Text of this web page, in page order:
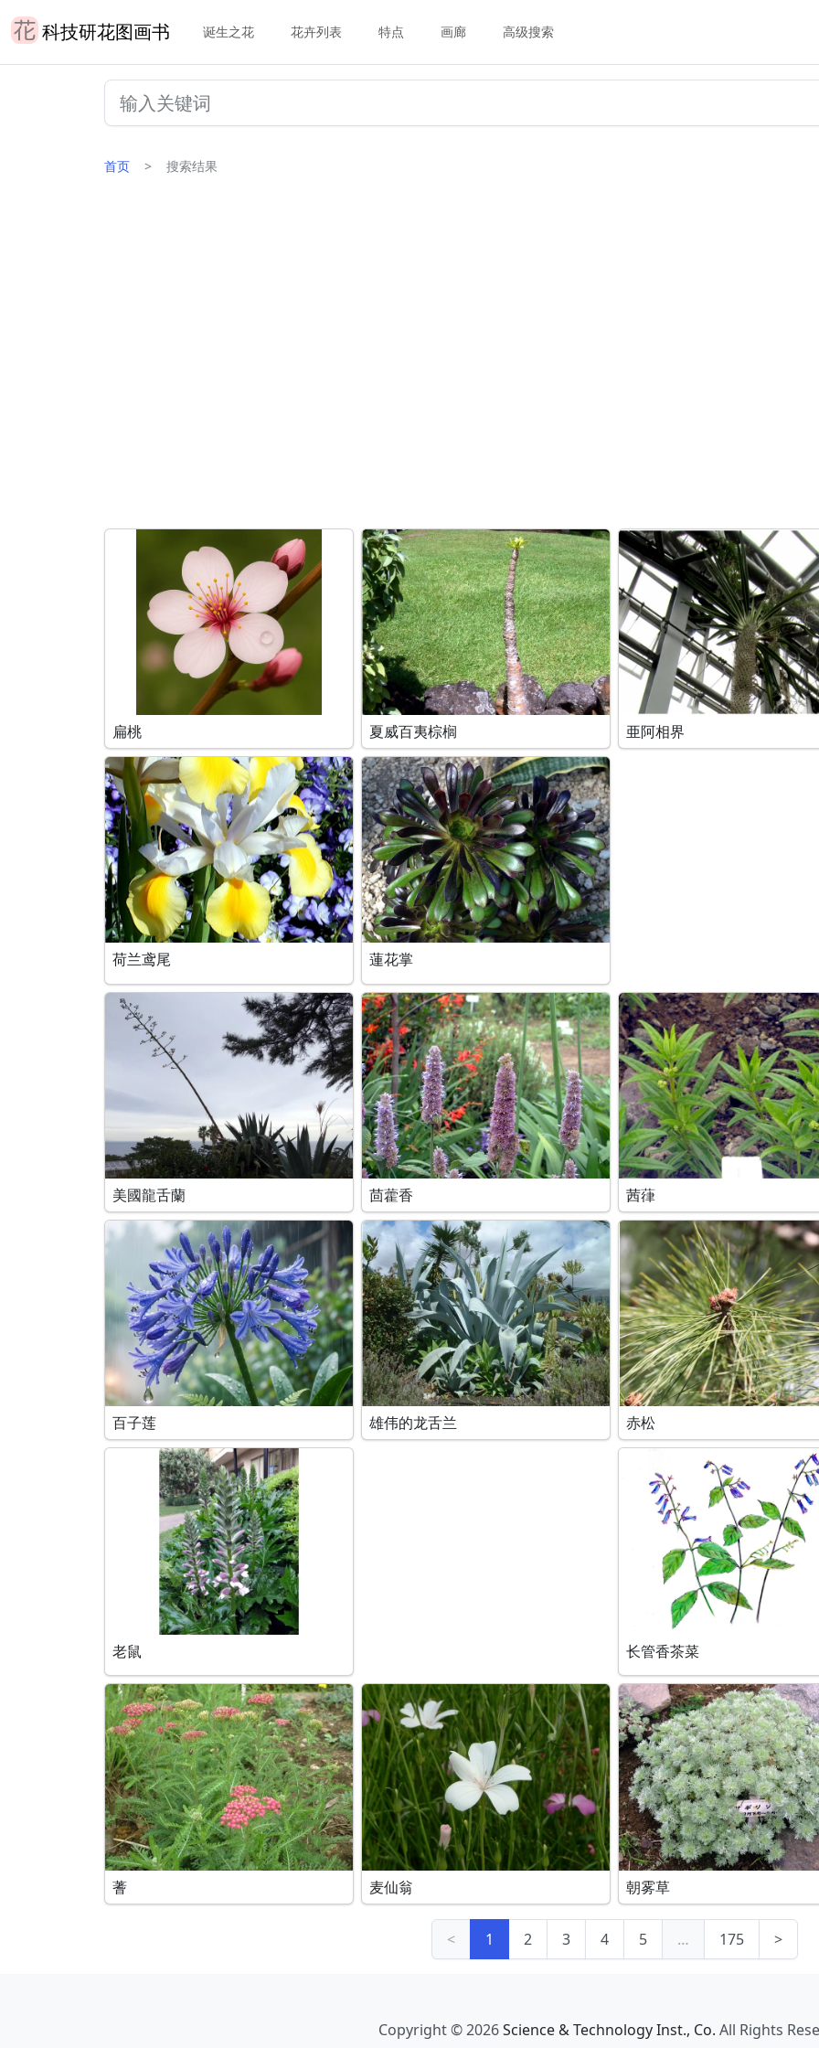
科技研花图画书 诞生之花 花卉列表 特点 画廊 高级搜索
首页 搜索结果
扁桃 夏威百夷棕榈 亜阿相界
荷兰鸢尾 蓮花掌
美國龍舌蘭 茴藿香 茜葎
百子莲 雄伟的龙舌兰 赤松
老鼠 长管香茶菜
蓍 麦仙翁 朝雾草
< 1 2 3 4 5 … 175 >
Copyright © 2026Science & Technology Inst., Co. All Rights